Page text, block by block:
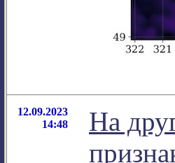
12.09.2023
14:48
На